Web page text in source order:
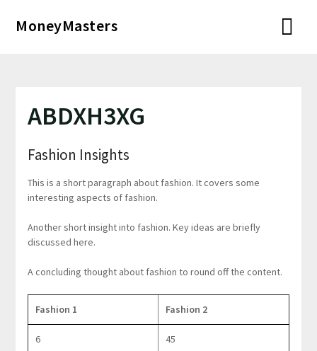
MoneyMasters
ABDXH3XG
Fashion Insights
This is a short paragraph about fashion. It covers some
interesting aspects of fashion.
Another short insight into fashion. Key ideas are briefly
discussed here.
A concluding thought about fashion to round off the content.
Fashion 1 Fashion 2
6 45